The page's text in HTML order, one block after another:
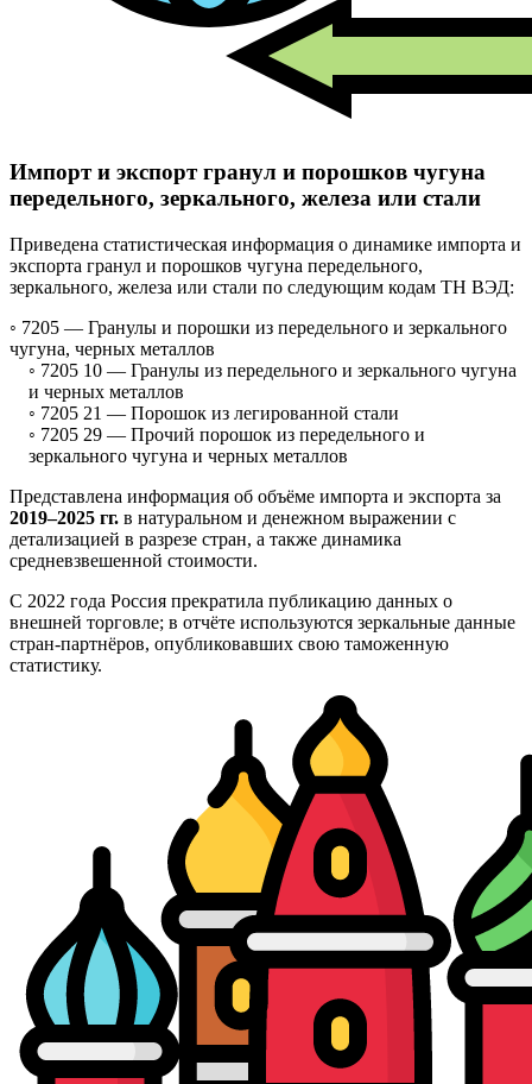
Импорт и экспорт гранул и порошков чугуна
передельного, зеркального, железа или стали
Приведена статистическая информация о динамике импорта и
экспорта гранул и порошков чугуна передельного,
зеркального, железа или стали по следующим кодам ТН ВЭД:
◦ 7205 — Гранулы и порошки из передельного и зеркального
чугуна, черных металлов
◦ 7205 10 — Гранулы из передельного и зеркального чугуна
и черных металлов
◦ 7205 21 — Порошок из легированной стали
◦ 7205 29 — Прочий порошок из передельного и
зеркального чугуна и черных металлов
Представлена информация об объёме импорта и экспорта за
2019–2025 гг. в натуральном и денежном выражении с
детализацией в разрезе стран, а также динамика
средневзвешенной стоимости.
С 2022 года Россия прекратила публикацию данных о
внешней торговле; в отчёте используются зеркальные данные
стран-партнёров, опубликовавших свою таможенную
статистику.